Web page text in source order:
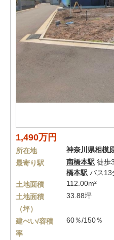
1,490万円
所在地 神奈川県相模
最寄り駅
南橋本駅 徒歩
橋本駅 バス13
土地面積
112.00m²
土地面積
（坪）
33.88坪
建ぺい/容積
率
60％/150％